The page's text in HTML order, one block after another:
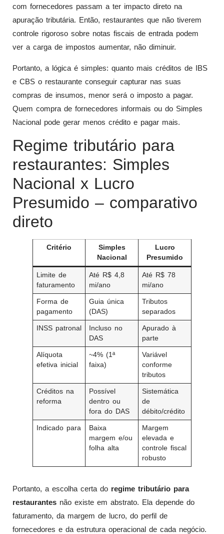
com fornecedores passam a ter impacto direto na
apuração tributária. Então, restaurantes que não tiverem
controle rigoroso sobre notas fiscais de entrada podem
ver a carga de impostos aumentar, não diminuir.
Portanto, a lógica é simples: quanto mais créditos de IBS
e CBS o restaurante conseguir capturar nas suas
compras de insumos, menor será o imposto a pagar.
Quem compra de fornecedores informais ou do Simples
Nacional pode gerar menos crédito e pagar mais.
Regime tributário para
restaurantes: Simples
Nacional x Lucro
Presumido – comparativo
direto
Critério
Simples
Nacional
Lucro
Presumido
Limite de
faturamento
Até R$ 4,8
mi/ano
Até R$ 78
mi/ano
Forma de
pagamento
Guia única
(DAS)
Tributos
separados
INSS patronal
Incluso no
DAS
Apurado à
parte
Alíquota
efetiva inicial
~4% (1ª
faixa)
Variável
conforme
tributos
Créditos na
reforma
Possível
dentro ou
fora do DAS
Sistemática
de
débito/crédito
Indicado para
Baixa
margem e/ou
folha alta
Margem
elevada e
controle fiscal
robusto
Portanto, a escolha certa do regime tributário para
restaurantes não existe em abstrato. Ela depende do
faturamento, da margem de lucro, do perfil de
fornecedores e da estrutura operacional de cada negócio.